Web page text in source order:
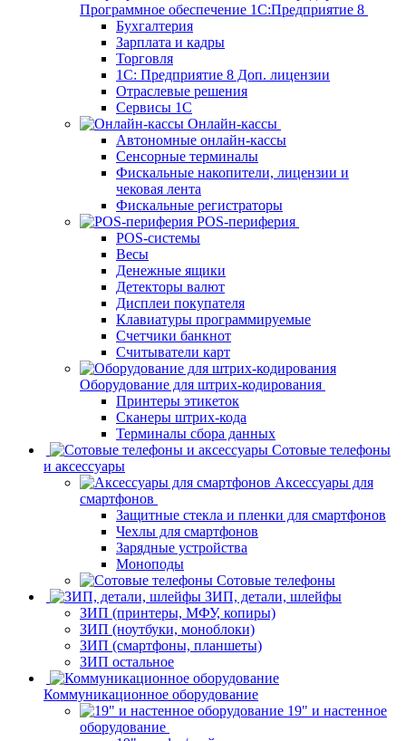
Программное обеспечение 1С:Предприятие 8
Бухгалтерия
Зарплата и кадры
Торговля
1C: Предприятие 8 Доп. лицензии
Отраслевые решения
Сервисы 1С
Онлайн-кассы
Автономные онлайн-кассы
Сенсорные терминалы
Фискальные накопители, лицензии и
чековая лента
Фискальные регистраторы
POS-периферия
POS-системы
Весы
Денежные ящики
Детекторы валют
Дисплеи покупателя
Клавиатуры программируемые
Счетчики банкнот
Считыватели карт
Оборудование для штрих-кодирования
Принтеры этикеток
Сканеры штрих-кода
Терминалы сбора данных
Сотовые телефоны
и аксессуары
Аксессуары для
смартфонов
Защитные стекла и пленки для смартфонов
Чехлы для смартфонов
Зарядные устройства
Моноподы
Сотовые телефоны
ЗИП, детали, шлейфы
ЗИП (принтеры, МФУ, копиры)
ЗИП (ноутбуки, моноблоки)
ЗИП (смартфоны, планшеты)
ЗИП остальное
Коммуникационное оборудование
19" и настенное
оборудование